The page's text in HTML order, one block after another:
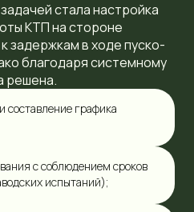
стала настройка
КТП на стороне
задержкам в ходе пуско-
благодаря системному
решена.
составление графика
с соблюдением сроков
испытаний);